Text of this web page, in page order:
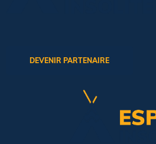
DEVENIR PARTENAIRE